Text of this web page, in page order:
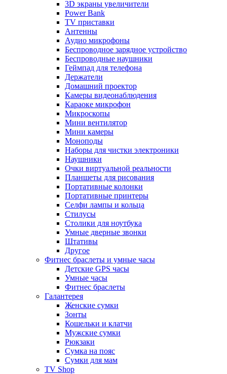
3D экраны увеличители
Power Bank
TV приставки
Антенны
Аудио микрофоны
Беспроводное зарядное устройство
Беспроводные наушники
Геймпад для телефона
Держатели
Домашний проектор
Камеры видеонаблюдения
Караоке микрофон
Микроскопы
Мини вентилятор
Мини камеры
Моноподы
Наборы для чистки электроники
Наушники
Очки виртуальной реальности
Планшеты для рисования
Портативные колонки
Портативные принтеры
Селфи лампы и кольца
Стилусы
Столики для ноутбука
Умные дверные звонки
Штативы
Другое
Фитнес браслеты и умные часы
Детские GPS часы
Умные часы
Фитнес браслеты
Галантерея
Женские сумки
Зонты
Кошельки и клатчи
Мужские сумки
Рюкзаки
Сумка на пояс
Сумки для мам
TV Shop